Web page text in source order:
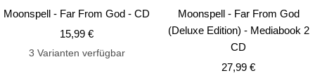
den
Warenkorb
Moonspell - Far From God - CD
Angebotspreis
15,99 €
3 Varianten verfügbar
Moonspell - Far From God
(Deluxe Edition) - Mediabook 2
CD
Angebotspreis
27,99 €